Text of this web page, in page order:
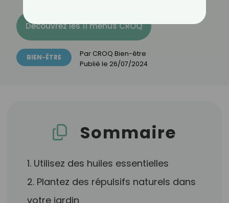
Découvrez les 11 menus CROQ
BIEN-ÊTRE Par CROQ Bien-être
Publié le 26/07/2024
Sommaire
1. Utilisez des huiles essentielles
2. Plantez des répulsifs naturels dans
votre jardin